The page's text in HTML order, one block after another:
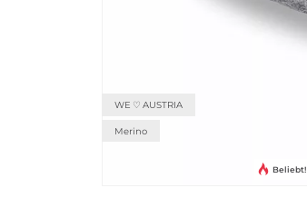
WE ♡ AUSTRIA
Merino
Beliebt!